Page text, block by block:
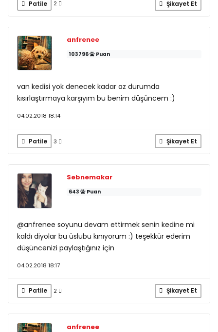
Patile 2 Şikayet Et
anfrenee
103796 Puan
van kedisi yok denecek kadar az durumda
kısırlaştırmaya karşıyım bu benim düşüncem :)
04.02.2018 18:14
Patile 3 Şikayet Et
Sebnemakar
643 Puan
@anfrenee soyunu devam ettirmek senin kedine mi
kaldı diyolar bu üslubu kınıyorum :) teşekkür ederim
düşüncenizi paylaştığınız için
04.02.2018 18:17
Patile 2 Şikayet Et
anfrenee